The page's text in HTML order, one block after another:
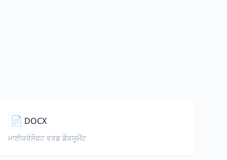
📄 DOCX
ਮਾਈਕਰੋਸੌਫਟ ਵਰਡ ਡੌਕਯੂਮੈਂਟ